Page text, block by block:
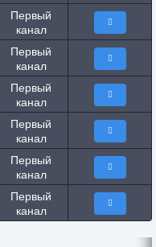
Первый
канал
Первый
канал
Первый
канал
Первый
канал
Первый
канал
Первый
канал